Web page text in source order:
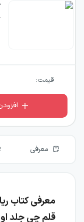
قیمت:
معرفی
معرفی کتاب
قلم چی جلد